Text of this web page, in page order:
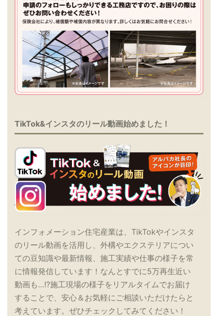
TikTok&インスタのリール動画始めました！
インフォメーション住宅産業は、TikTokやインスタ
のリール動画を活用し、外構やエクステリアについ
ての豆知識や最新情報、施工実績や仕事の様子を常
に情報発信しています！なんとすでに5万再生近い
動画も…!?施工現場の様子をリアルタイムでお届け
することで、安心＆お気軽にご相談いただけたらと
考えています。ぜひチェックしてみてください！